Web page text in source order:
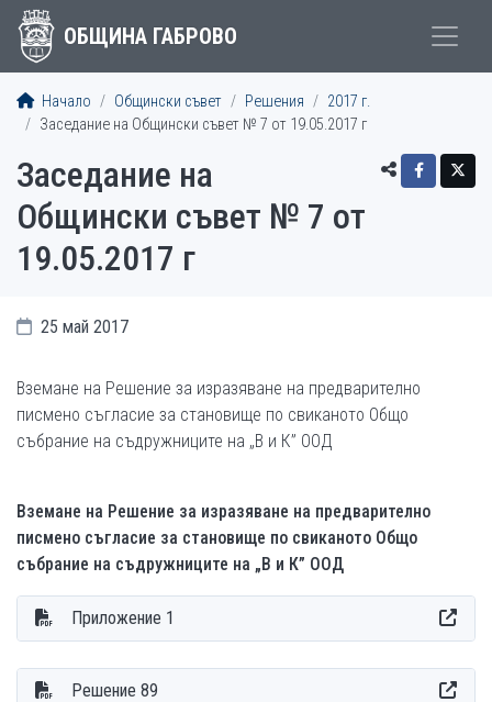
ОБЩИНА ГАБРОВО
Начало Общински съвет Решения
2017 г.
Заседание на Общински съвет № 7 от 19.05.2017 г
Заседание на
Общински съвет № 7 от
19.05.2017 г
25 май 2017
Вземане на Решениe за изразяване на предварително
писмено съгласие за становище по свиканото Общо
събрание на съдружниците на „В и К” ООД
Вземане на Решениe за изразяване на предварително
писмено съгласие за становище по свиканото Общо
събрание на съдружниците на „В и К” ООД
Приложение 1
Решение 89